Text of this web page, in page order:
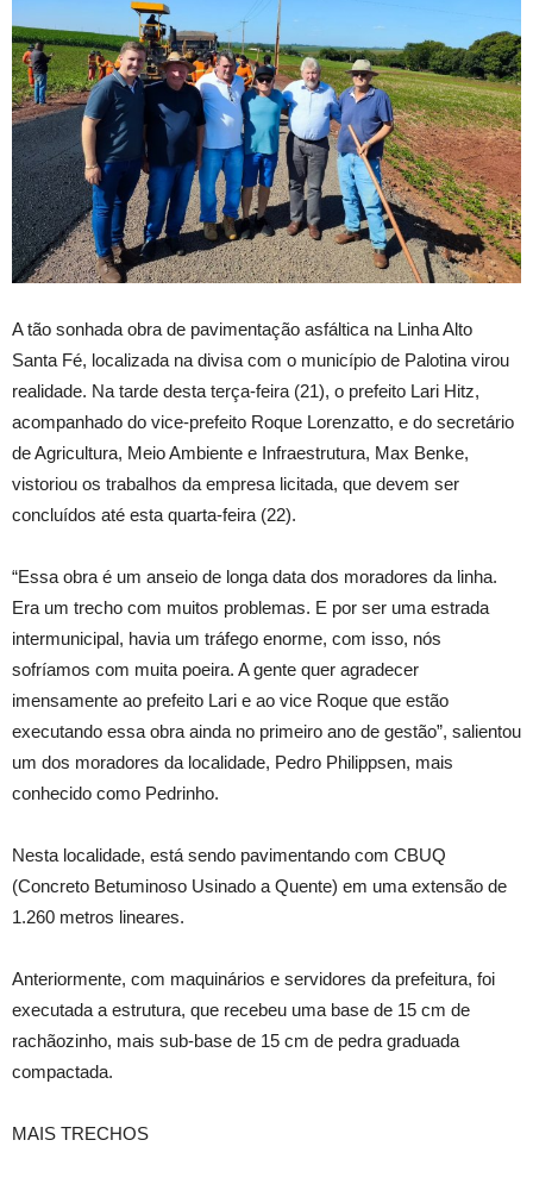
Atão sonhada obra de pavimentação asfáltica na Linha Alto
Santa Fé, localizada na divisa com o município de Palotina virou
realidade. Na tarde desta terça-feira (21), o prefeito Lari Hitz,
acompanhado do vice-prefeito Roque Lorenzatto, e do secretário
de Agricultura, Meio Ambiente e Infraestrutura, Max Benke,
vistoriou os trabalhos da empresa licitada, que devem ser
concluídos até esta quarta-feira (22).
“Essa obra é um anseio de longa data dos moradores da linha.
Era um trecho com muitos problemas. E por ser uma estrada
intermunicipal, havia um tráfego enorme, com isso, nós
sofríamos com muita poeira. A gente quer agradecer
imensamente ao prefeito Lari e ao vice Roque que estão
executando essa obra ainda no primeiro ano de gestão”, salientou
um dos moradores da localidade, Pedro Philippsen, mais
conhecido como Pedrinho.
Nesta localidade, está sendo pavimentando com CBUQ
(Concreto Betuminoso Usinado a Quente) em uma extensão de
1.260 metros lineares.
Anteriormente, com maquinários e servidores da prefeitura, foi
executada a estrutura, que recebeu uma base de 15 cm de
rachãozinho, mais sub-base de 15 cm de pedra graduada
compactada.
MAIS TRECHOS